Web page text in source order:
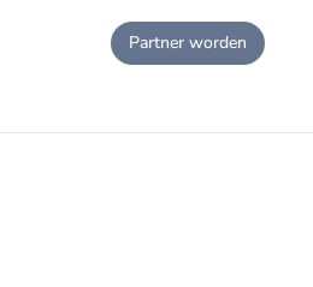
Partner worden